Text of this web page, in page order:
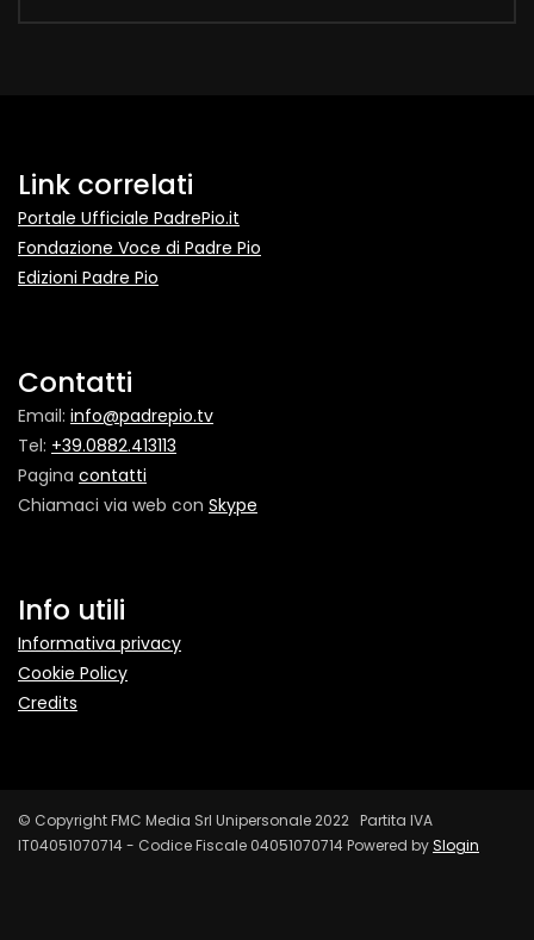
Link correlati
Portale Ufficiale PadrePio.it
Fondazione Voce di Padre Pio
Edizioni Padre Pio
Contatti
Email: info@padrepio.tv
Tel: +39.0882.413113
Pagina contatti
Chiamaci via web con Skype
Info utili
Informativa privacy
Cookie Policy
Credits
© Copyright FMC Media Srl Unipersonale 2022 Partita IVA
IT04051070714 - Codice Fiscale 04051070714 Powered bySlogin